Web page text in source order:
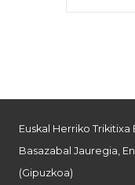
Euskal Herriko Trikitixa
Basazabal Jauregia,
(Gipuzkoa)